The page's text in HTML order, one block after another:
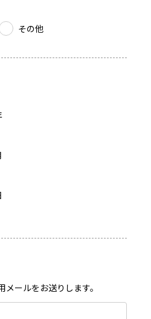
その他
ールをお送りします。